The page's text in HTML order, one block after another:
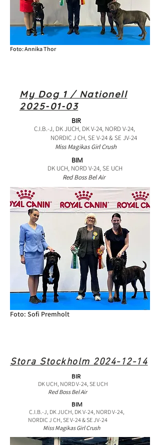
Foto: Annika Thor
My Dog 1 / Nationell
2025-01-03
BIR
C.I.B.-J, DK JUCH, DK V-24, NORD V-24,
NORDIC J CH, SE V-24 & SE JV-24
Miss Magikas Girl Crush
BIM
DK UCH, NORD V-24, SE UCH
Red Boss Bel Air
Foto: Sofi Premholt
Stora Stockholm2024-12-14
BIR
DK UCH, NORD V-24, SE UCH
Red Boss Bel Air
BIM
C.I.B.-J, DK JUCH, DK V-24, NORD V-24,
NORDIC J CH, SE V-24 & SE JV-24
Miss Magikas Girl Crush